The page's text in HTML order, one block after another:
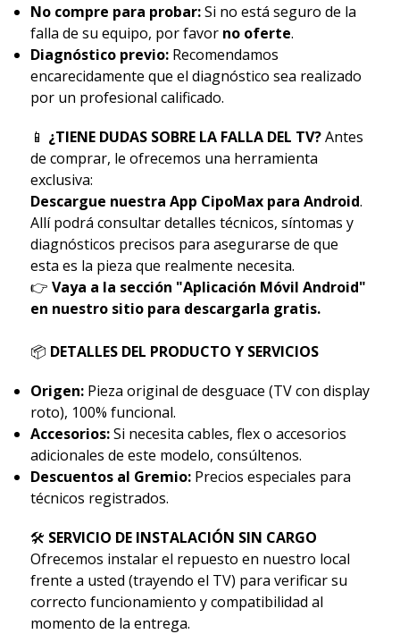
No compre para probar:Si no está seguro de la
falla de su equipo, por favor no oferte.
Diagnóstico previo:Recomendamos
encarecidamente que el diagnóstico sea realizado
por un profesional calificado.
📱 ¿TIENE DUDAS SOBRE LA FALLA DEL TV?Antes
de comprar, le ofrecemos una herramienta
exclusiva:
Descargue nuestra App CipoMax para Android.
Allí podrá consultar detalles técnicos, síntomas y
diagnósticos precisos para asegurarse de que
esta es la pieza que realmente necesita.
👉 Vaya a la sección "Aplicación Móvil Android"
en nuestro sitio para descargarla gratis.
📦 DETALLES DEL PRODUCTO Y SERVICIOS
Origen:Pieza original de desguace (TV con display
roto), 100% funcional.
Accesorios:Si necesita cables, flex o accesorios
adicionales de este modelo, consúltenos.
Descuentos al Gremio:Precios especiales para
técnicos registrados.
🛠 SERVICIO DE INSTALACIÓN SIN CARGO
Ofrecemos instalar el repuesto en nuestro local
frente a usted (trayendo el TV) para verificar su
correcto funcionamiento y compatibilidad al
momento de la entrega.